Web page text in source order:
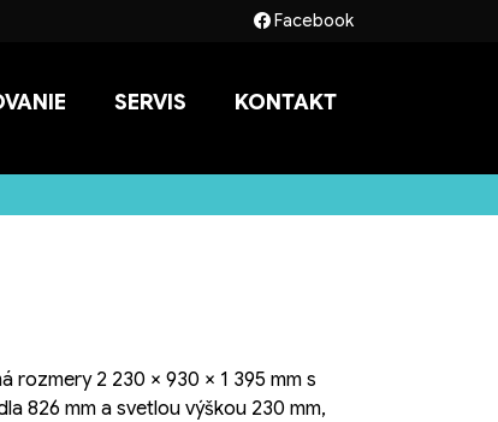
Facebook
SERVIS KONTAKT
rozmery 2 230 × 930 × 1 395 mm s
826 mm a svetlou výškou 230 mm,